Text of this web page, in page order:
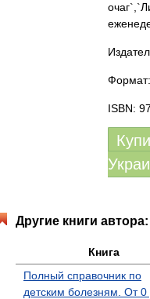
ISBN:
Другие книги автора:
Книга
Полный справочник по
детским болезням. От 0